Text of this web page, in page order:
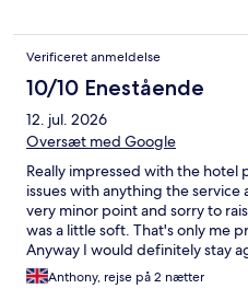
Verificeret anmeldelse
10/10 Enestående
12. jul. 2026
Oversæt med Google
Really impressed with the hotel
issues with anything the
very minor point and sorry to
was a little soft. That's only me
Anyway I would definitely stay
the weekend and the great
Andrew and staff for a brilliant
Anthony, rejse på 2 nætter